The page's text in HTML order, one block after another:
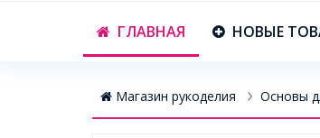
ГЛАВНАЯ НОВЫЕ
Магазин рукоделия Основы